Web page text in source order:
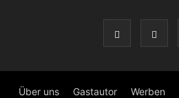
Über uns Gastautor Werben